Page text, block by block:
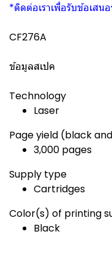
*ติดต่อเราเพื่อรับข้อเสน
CF276A
ข้อมูลสเปค
Technology
Laser
Page yield (black
3,000 pages
Supply type
Cartridges
Color(s) of printing
Black